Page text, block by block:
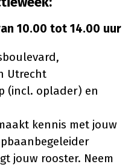
10.00 tot 14.00 uur
Utrecht
(incl. oplader) en
kennis met jouw
jouw rooster. Neem